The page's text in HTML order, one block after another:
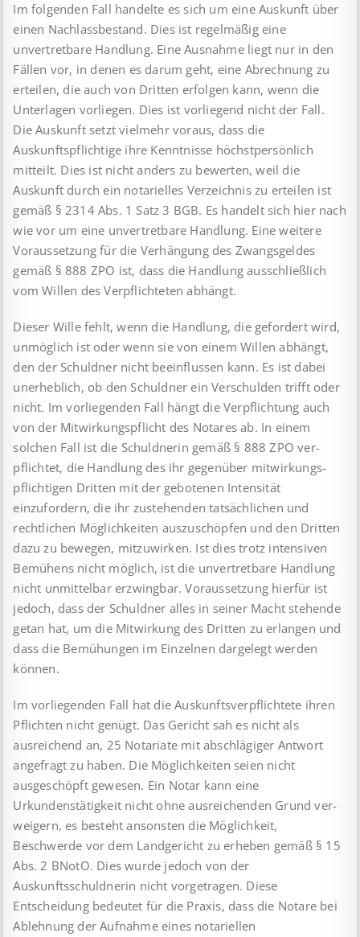
Im folgenden Fall handelte es sich um eine Auskunft über
einen Nachlassbestand. Dies ist regelmäßig eine
unvertretbare Hand­lung. Eine Ausnahme liegt nur in den
Fällen vor, in denen es darum geht, eine Abrechnung zu
erteilen, die auch von Dritten erfolgen kann, wenn die
Unterlagen vorliegen. Dies ist vorliegend nicht der Fall.
Die Auskunft setzt vielmehr voraus, dass die
Auskunftspflichtige ihre Kenntnisse höchstpersönlich
mitteilt. Dies ist nicht anders zu bewerten, weil die
Auskunft durch ein notarielles Verzeichnis zu erteilen ist
gemäß § 2314 Abs. 1 Satz 3 BGB. Es handelt sich hier nach
wie vor um eine unvertretbare Handlung. Eine weitere
Voraussetzung für die Verhängung des Zwangsgeldes
gemäß § 888 ZPO ist, dass die Handlung aus­schließlich
vom Willen des Verpflichteten abhängt.
Dieser Wille fehlt, wenn die Handlung, die gefordert wird,
unmöglich ist oder wenn sie von einem Willen abhängt,
den der Schuldner nicht be­ein­flussen kann. Es ist dabei
unerheblich, ob den Schuldner ein Verschulden trifft oder
nicht. Im vorliegenden Fall hängt die Verpflichtung auch
von der Mitwirkungspflicht des Notares ab. In einem
solchen Fall ist die Schuldnerin gemäß § 888 ZPO ver­
pflichtet, die Handlung des ihr gegenüber mitwirkungs­
pflich­ti­gen Dritten mit der gebotenen Intensität
einzufordern, die ihr zu­stehenden tatsächlichen und
rechtlichen Möglichkeiten aus­zu­schöpfen und den Dritten
dazu zu bewegen, mitzuwirken. Ist dies trotz intensiven
Bemühens nicht möglich, ist die unvertretbare Handlung
nicht unmittelbar erzwingbar. Voraussetzung hierfür ist
jedoch, dass der Schuldner alles in seiner Macht stehende
getan hat, um die Mitwirkung des Dritten zu erlangen und
dass die Bemühungen im Einzelnen dargelegt werden
können.
Im vorliegenden Fall hat die Auskunftsverpflichtete ihren
Pflich­ten nicht genügt. Das Gericht sah es nicht als
ausreichend an, 25 Notariate mit abschlägiger Antwort
angefragt zu haben. Die Möglichkeiten seien nicht
ausgeschöpft gewesen. Ein Notar kann eine
Urkundenstätigkeit nicht ohne ausreichenden Grund ver­
weigern, es besteht ansonsten die Möglichkeit,
Beschwerde vor dem Landgericht zu erheben gemäß § 15
Abs. 2 BNotO. Dies wurde jedoch von der
Auskunftsschuldnerin nicht vorgetragen. Diese
Entscheidung bedeutet für die Praxis, dass die Notare bei
Ablehnung der Aufnahme eines notariellen